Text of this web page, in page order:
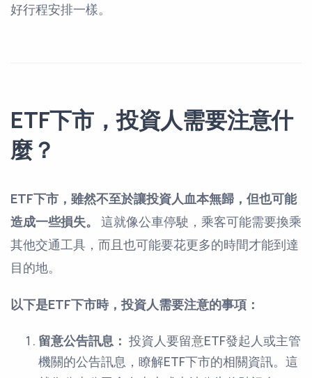
好行程安排一樣。
ETF下市，投資人需要注意什
麼？
ETF下市，雖然不至於讓投資人血本無歸，但也可能
造成一些損失。
這就像公車停駛，乘客可能需要換乘
其他交通工具，而且也可能要花更多的時間才能到達
目的地。
以下是ETF下市時，投資人需要注意的事項：
留意公告訊息： 投資人要留意ETF發起人或主管
機關的公告訊息，瞭解ETF下市的相關資訊。這